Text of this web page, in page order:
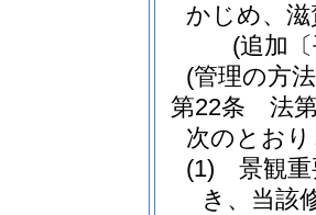
かじめ、
(追加
(管理の方
第22条
法
次のとお
(1)
景観
き、当該